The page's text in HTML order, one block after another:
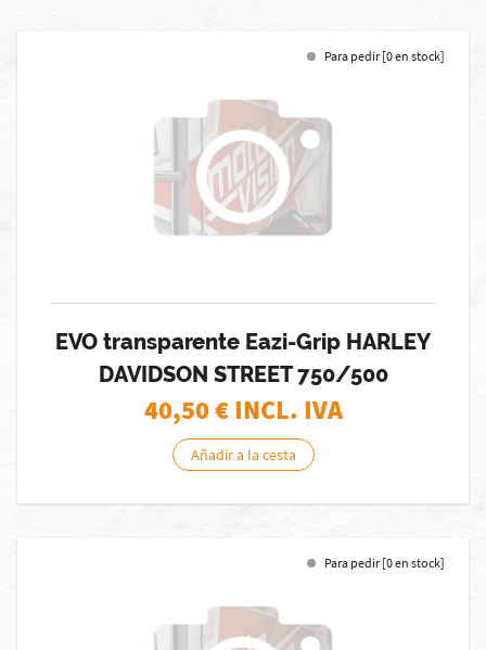
Para pedir [0 en stock]
EVO transparente Eazi-Grip HARLEY
DAVIDSON STREET 750/500
40,50€ INCL. IVA
Añadir a la cesta
Para pedir [0 en stock]